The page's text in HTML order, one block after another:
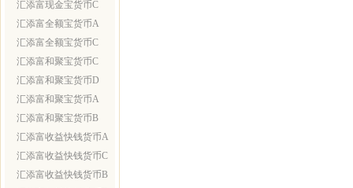
汇添富现金宝货币C
汇添富全额宝货币A
汇添富全额宝货币C
汇添富和聚宝货币C
汇添富和聚宝货币D
汇添富和聚宝货币A
汇添富和聚宝货币B
汇添富收益快钱货币A
汇添富收益快钱货币C
汇添富收益快钱货币B